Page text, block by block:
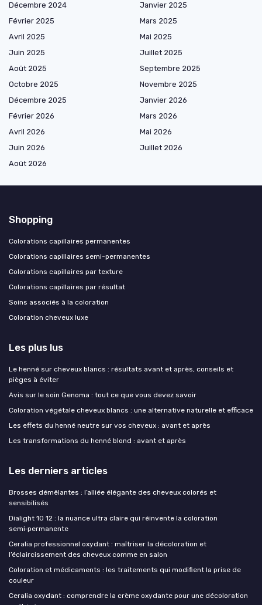
Décembre 2024
Janvier 2025
Février 2025
Mars 2025
Avril 2025
Mai 2025
Juin 2025
Juillet 2025
Août 2025
Septembre 2025
Octobre 2025
Novembre 2025
Décembre 2025
Janvier 2026
Février 2026
Mars 2026
Avril 2026
Mai 2026
Juin 2026
Juillet 2026
Août 2026
Shopping
Colorations capillaires permanentes
Colorations capillaires semi-permanentes
Colorations capillaires par texture
Colorations capillaires par résultat
Soins associés à la coloration
Coloration cheveux luxe
Les plus lus
Le henné sur cheveux blancs : résultats avant et après, conseils et
pièges à éviter
Avis sur le soin Genoma : tout ce que vous devez savoir
Coloration végétale cheveux blancs : une alternative naturelle et efficace
Les effets du henné neutre sur vos cheveux : avant et après
Les transformations du henné blond : avant et après
Les derniers articles
Brosses démêlantes : l’alliée élégante des cheveux colorés et
sensibilisés
Dialight 10 12 : la nuance ultra claire qui réinvente la coloration
semi‑permanente
Ceralia professionnel oxydant : maîtriser la décoloration et
l’éclaircissement des cheveux comme en salon
Coloration et médicaments : les traitements qui modifient la prise de
couleur
Ceralia oxydant : comprendre la crème oxydante pour une décoloration